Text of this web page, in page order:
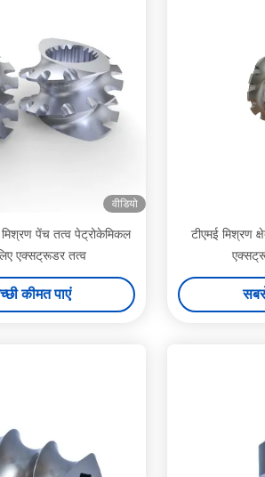
वीडियो
पेंच तत्व पेट्रोकेमिकल
एक्सट्रूडर तत्व
कीमत पाएं
टीएमई मिश्रण